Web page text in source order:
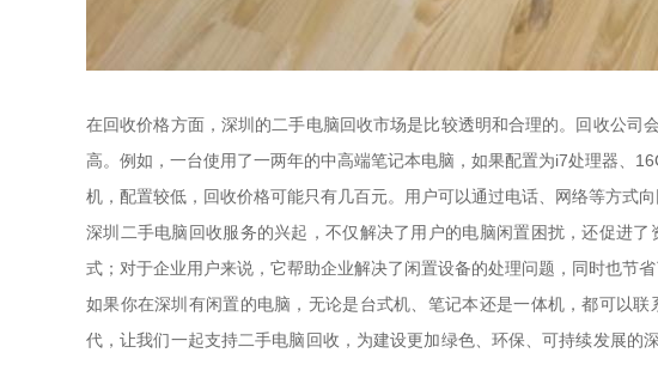
在回收价格方面，深圳的二手电脑回收市场是比较透明和合理的。回收公
高。例如，一台使用了一两年的中高端笔记本电脑，如果配置为i7处理器、
机，配置较低，回收价格可能只有几百元。用户可以通过电话、网络等方式
深圳二手电脑回收服务的兴起，不仅解决了用户的电脑闲置困扰，还促进
式；对于企业用户来说，它帮助企业解决了闲置设备的处理问题，同时也节省
如果你在深圳有闲置的电脑，无论是台式机、笔记本还是一体机，都可以
代，让我们一起支持二手电脑回收，为建设更加绿色、环保、可持续发展